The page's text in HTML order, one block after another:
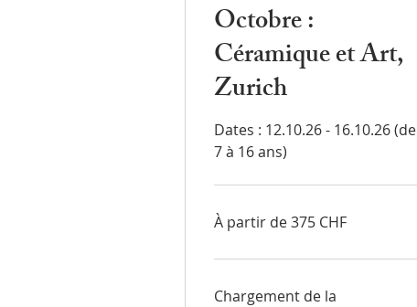
Octobre :
Céramique et Art,
Zurich
Dates : 12.10.26 - 16.10.26 (de
7 à 16 ans)
À
partir
suisses
À partir de 375 CHF
Chargement de la